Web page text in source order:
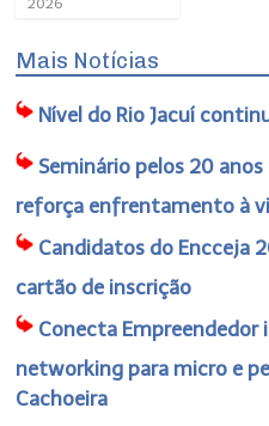
Mais Notícias
Nível do Rio Jacuí
Seminário pelos 20 anos
reforça enfrentamento à
Candidatos do Encceja
cartão de inscrição
Conecta
networking para micro e
Cachoeira